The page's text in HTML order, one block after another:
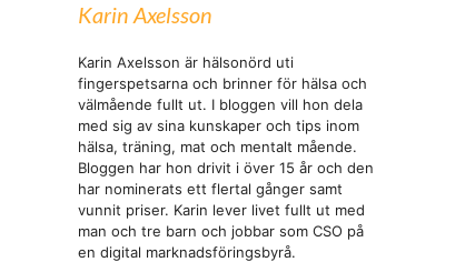
Karin Axelsson
Karin Axelsson är hälsonörd uti
fingerspetsarna och brinner för hälsa och
välmående fullt ut. I bloggen vill hon dela
med sig av sina kunskaper och tips inom
hälsa, träning, mat och mentalt mående.
Bloggen har hon drivit i över 15 år och den
har nominerats ett flertal gånger samt
vunnit priser. Karin lever livet fullt ut med
man och tre barn och jobbar som CSO på
en digital marknadsföringsbyrå.